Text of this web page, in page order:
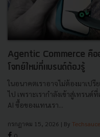
Agentic Commerce คืออ
โจทย์ใหม่ที่แบรนด์ต้องรู้
ในอนาคตเราอาจไม่ต้องมาเป
ไป เพราะเรากำลังเข้าสู่เทรนด์
AI ซื้อของแทนเรา...
กรกฎาคม 15, 2026 | By